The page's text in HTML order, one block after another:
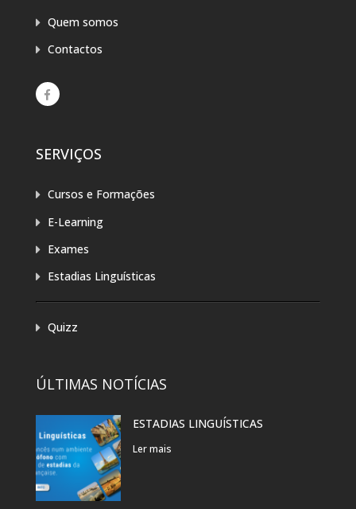
Quem somos
Contactos
SERVIÇOS
Cursos e Formações
E-Learning
Exames
Estadias Linguísticas
Quizz
ÚLTIMAS NOTÍCIAS
ESTADIAS LINGUÍSTICAS
Ler mais